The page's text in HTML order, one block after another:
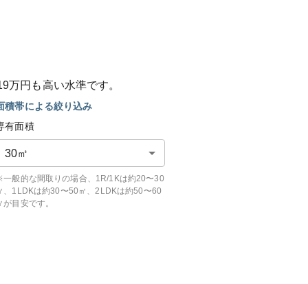
万円も高い水準です。
積帯による絞り込み
有面積
30㎡
般的な間取りの場合、1R/1Kは約20〜30
、1LDKは約30〜50㎡、2LDKは約50〜60
が目安です。